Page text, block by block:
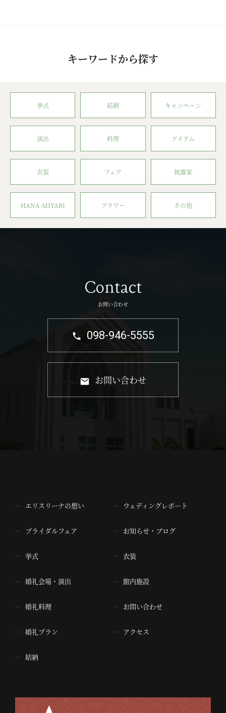
キーワードから探す
挙式 結納 キャンペーン
演出 料理 アイテム
衣装 フェア 披露宴
HANA-MIYABI フラワー その他
Contact
お問い合わせ
098-946-5555
お問い合わせ
エリスリーナの想い
ブライダルフェア
挙式
婚礼会場・演出
婚礼料理
婚礼プラン
結納
ウェディングレポート
お知らせ・ブログ
衣装
館内施設
お問い合わせ
アクセス